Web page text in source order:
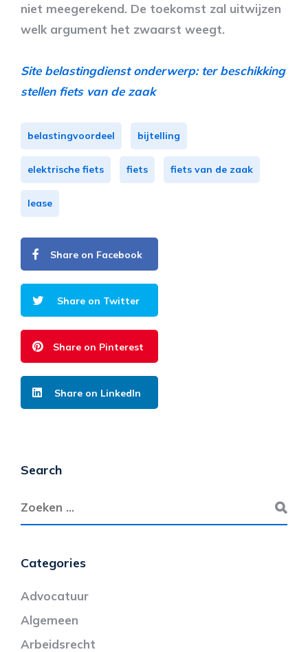
niet meegerekend. De toekomst zal uitwijzen
welk argument het zwaarst weegt.
Site belastingdienst onderwerp: ter beschikking
stellen fiets van de zaak
belastingvoordeel bijtelling
elektrische fiets fiets fiets van de zaak
lease
Share on Facebook
Share on Twitter
Share on Pinterest
Share on LinkedIn
Search
Categories
Advocatuur
Algemeen
Arbeidsrecht